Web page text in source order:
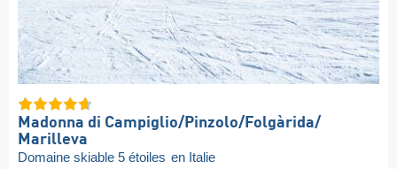
Madonna di Campiglio/​Pinzolo/​Folgàrida/​
Marilleva
Domaine skiable 5 étoiles en Italie